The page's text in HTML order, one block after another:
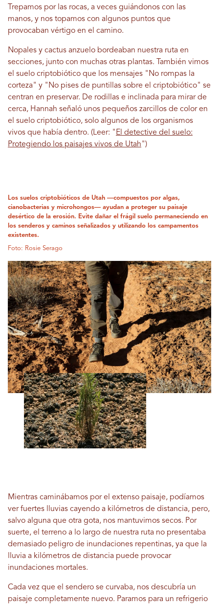
Trepamos por las rocas, a veces guiándonos con las
manos, y nos topamos con algunos puntos que
provocaban vértigo en el camino.
Nopales y cactus anzuelo bordeaban nuestra ruta en
secciones, junto con muchas otras plantas. También vimos
el suelo criptobiótico que los mensajes "No rompas la
corteza" y "No pises de puntillas sobre el criptobiótico" se
centran en preservar. De rodillas e inclinada para mirar de
cerca, Hannah señaló unos pequeños zarcillos de color en
el suelo criptobiótico, solo algunos de los organismos
vivos que había dentro. (Leer: " El detective del suelo:
Protegiendo los paisajes vivos de Utah")
Los suelos criptobióticos de Utah —compuestos por algas,
cianobacterias y microhongos— ayudan a proteger su paisaje
desértico de la erosión. Evite dañar el frágil suelo permaneciendo en
los senderos y caminos señalizados y utilizando los campamentos
existentes.
Foto: Rosie Serago
Mientras caminábamos por el extenso paisaje, podíamos
ver fuertes lluvias cayendo a kilómetros de distancia, pero,
salvo alguna que otra gota, nos mantuvimos secos. Por
suerte, el terreno a lo largo de nuestra ruta no presentaba
demasiado peligro de inundaciones repentinas, ya que la
lluvia a kilómetros de distancia puede provocar
inundaciones mortales.
Cada vez que el sendero se curvaba, nos descubría un
paisaje completamente nuevo. Paramos para un refrigerio